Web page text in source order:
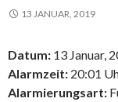
13 JANUAR, 2019
Datum: 13 Januar,
Alarmzeit: 20:01
Alarmierungsart: